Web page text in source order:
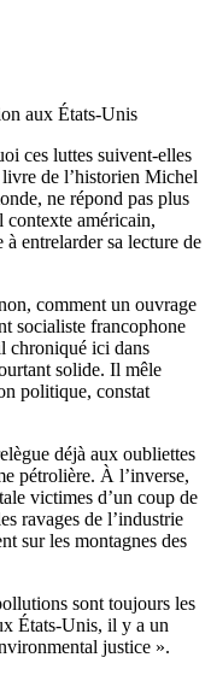
aux États-Unis
ces luttes suivent-elles
livre de l’historien Michel
ne répond pas plus
contexte américain,
entrelarder sa lecture de
comment un ouvrage
socialiste francophone
chroniqué ici dans
solide. Il mêle
politique, constat
déjà aux oubliettes
pétrolière. À l’inverse,
victimes d’un coup de
ravages de l’industrie
sur les montagnes des
sont toujours les
États-Unis, il y a un
justice ».